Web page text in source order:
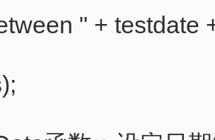
" + testdate